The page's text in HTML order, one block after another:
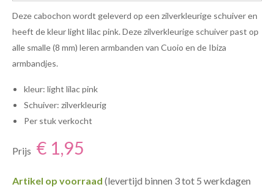
Deze cabochon wordt geleverd op een zilverkleurige schuiver en
heeft de kleur light lilac pink. Deze zilverkleurige schuiver past op
alle smalle (8 mm) leren armbanden van Cuoio en de Ibiza
armbandjes.
kleur: light lilac pink
Schuiver: zilverkleurig
Per stuk verkocht
Prijs € 1,95
Artikel op voorraad (levertijd binnen 3 tot 5 werkdagen